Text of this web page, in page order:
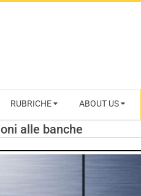
RUBRICHE ABOUT US
alle banche